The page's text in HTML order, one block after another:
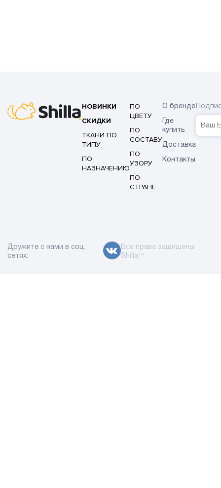
НОВИНКИ
СКИДКИ
ТКАНИ ПО
ТИПУ
ПО
НАЗНАЧЕНИЮ
ПО
ЦВЕТУ
ПО
СОСТАВУ
ПО
УЗОРУ
ПО
СТРАНЕ
О бренде
Где
купить
Доставка
Контакты
Дружите с нами в соц.
сетях:
Все права защищены
Shilla™